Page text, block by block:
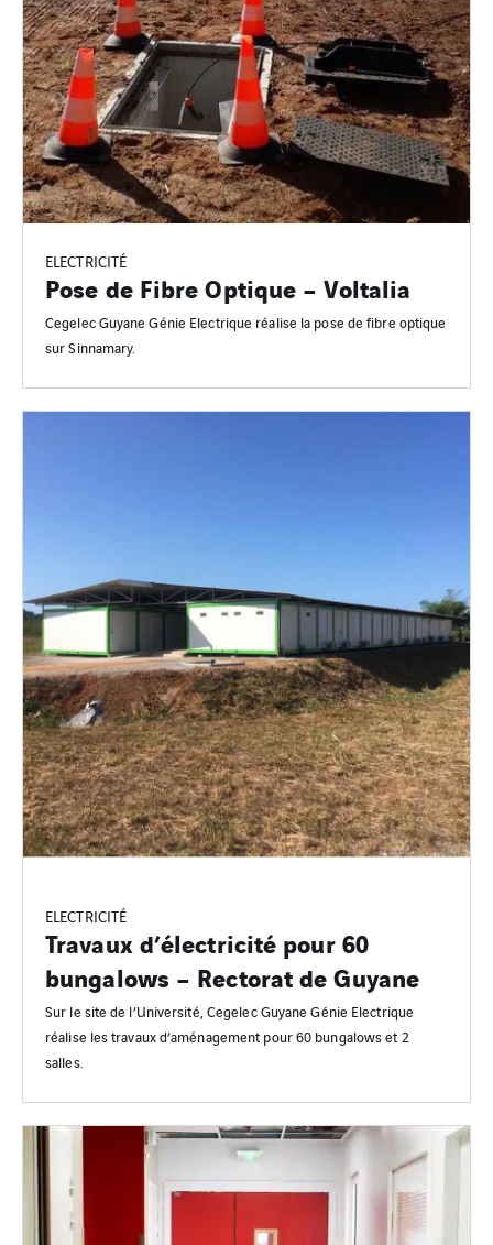
ELECTRICITÉ
Pose de Fibre Optique – Voltalia
Cegelec Guyane Génie Electrique réalise la pose de fibre optique
sur Sinnamary.
ELECTRICITÉ
Travaux d’électricité pour 60
bungalows – Rectorat de Guyane
Sur le site de l’Université, Cegelec Guyane Génie Electrique
réalise les travaux d’aménagement pour 60 bungalows et 2
salles.